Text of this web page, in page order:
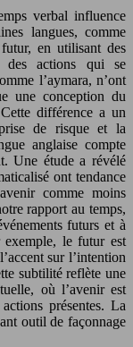
verbal influence
langues, comme
en utilisant des
des actions qui se
l’aymara, n’ont
une conception du
différence a un
de risque et la
anglaise compte
Une étude a révélé
ont tendance
comme moins
rapport au temps,
futurs et à
le futur est
sur l’intention
subtilité reflète une
où l’avenir est
présentes. La
outil de façonnage